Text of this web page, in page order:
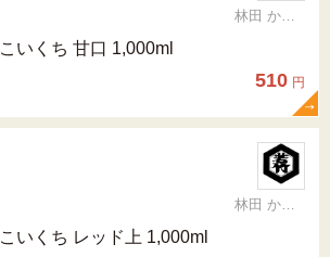
林田 かおり
こいくち 甘口 1,000ml
510 円
林田 かおり
こいくち レッド上 1,000ml